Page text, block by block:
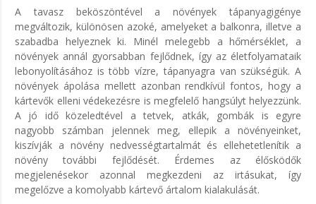
A tavasz beköszöntével a növények tápanyagigénye
megváltozik, különösen azoké, amelyeket a balkonra, illetve a
szabadba helyeznek ki. Minél melegebb a hőmérséklet, a
növények annál gyorsabban fejlődnek, így az életfolyamataik
lebonyolításához is több vízre, tápanyagra van szükségük. A
növények ápolása mellett azonban rendkívül fontos, hogy a
kártevők elleni védekezésre is megfelelő hangsúlyt helyezzünk.
A jó idő közeledtével a tetvek, atkák, gombák is egyre
nagyobb számban jelennek meg, ellepik a növényeinket,
kiszívják a növény nedvességtartalmát és ellehetetlenítik a
növény további fejlődését. Érdemes az élősködők
megjelenésekor azonnal megkezdeni az irtásukat, így
megelőzve a komolyabb kártevő ártalom kialakulását.